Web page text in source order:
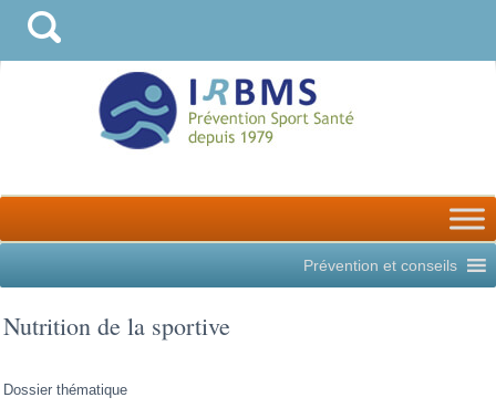
Prévention et conseils
Nutrition de la sportive
Dossier thématique